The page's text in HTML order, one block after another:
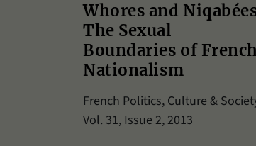
Whores and
The Sexual
Boundaries of French
Nationalism
French Politics, Culture &
Vol. 31, Issue 2, 2013